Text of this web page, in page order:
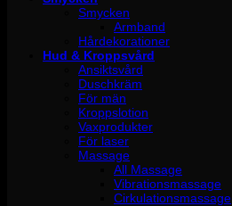
Smycken
Armband
Hårdekorationer
Hud & Kroppsvård
Ansiktsvård
Duschkräm
För män
Kroppslotion
Vaxprodukter
För laser
Massage
All Massage
Vibrationsmassage
Cirkulationsmassage